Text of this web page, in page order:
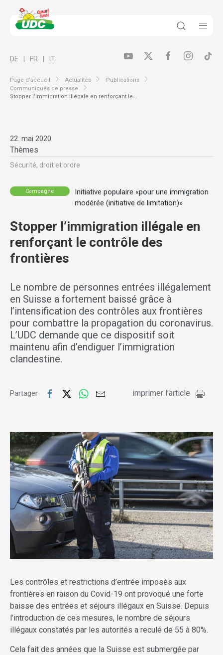
Page d’accueil Actualités
Publications
Communiqués de presse
Stopper l’immigration illégale en renforçant le...
DE FR IT
22. mai 2020
Thèmes
Sécurité, droit et ordre
Campagne
Initiative populaire «pour une immigration
modérée (initiative de limitation)»
Stopper l’immigration illégale en
renforçant le contrôle des
frontières
Le nombre de personnes entrées illégalement
en Suisse a fortement baissé grâce à
l’intensification des contrôles aux frontières
pour combattre la propagation du coronavirus.
L’UDC demande que ce dispositif soit
maintenu afin d’endiguer l’immigration
clandestine.
Partager imprimer l'article
Les contrôles et restrictions d’entrée imposés aux
frontières en raison du Covid-19 ont provoqué une forte
baisse des entrées et séjours illégaux en Suisse. Depuis
l’introduction de ces mesures, le nombre de séjours
illégaux constatés par les autorités a reculé de 55 à 80%.
Cela fait des années que la Suisse est submergée par